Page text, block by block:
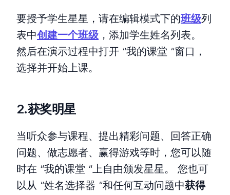
要授予学生星星，请在编辑模式下的班级列
表中创建一个班级 ，添加学生姓名列表。
然后在演示过程中打开 “我的课堂 “窗口，
选择并开始上课。
2.获奖明星
当听众参与课程、提出精彩问题、回答正确
问题、做志愿者、赢得游戏等时，您可以随
时在 “我的课堂 “上自由颁发星星。 您也可
以从 “姓名选择器 “和任何互动问题中获得